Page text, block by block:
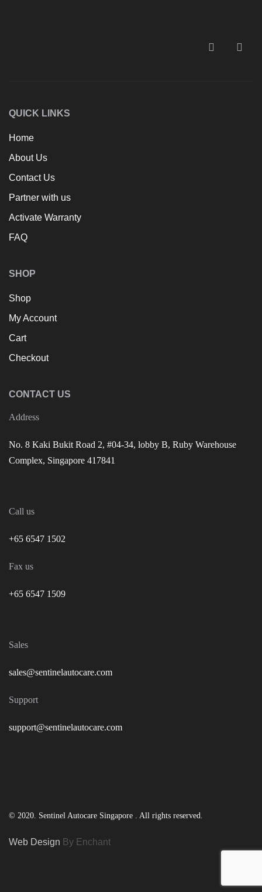
QUICK LINKS
Home
About Us
Contact Us
Partner with us
Activate Warranty
FAQ
SHOP
Shop
My Account
Cart
Checkout
CONTACT US
Address
No. 8 Kaki Bukit Road 2, #04-34, lobby B, Ruby Warehouse
Complex, Singapore 417841
Call us
+65 6547 1502
Fax us
+65 6547 1509
Sales
sales@sentinelautocare.com
Support
support@sentinelautocare.com
© 2020. Sentinel Autocare Singapore . All rights reserved.
Web Design By Enchant